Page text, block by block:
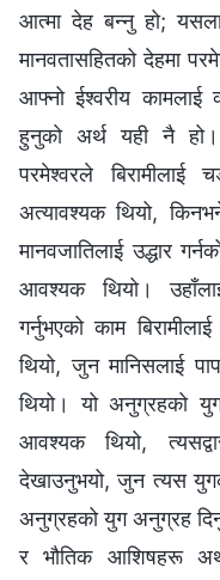
आत्मा देह बन्नु हो;
मानवतासहितको देहमा
आफ्नो ईश्‍वरीय कामलाई
हुनुको अर्थ यही नै हो।
परमेश्‍वरले बिरामीलाई
अत्यावश्यक थियो,
मानवजातिलाई उद्धार
आवश्यक थियो।
गर्नुभएको काम
थियो, जुन मानिसलाई
थियो। यो अनुग्रहको युग
आवश्यक थियो,
देखाउनुभयो, जुन त्यस
अनुग्रहको युग अनुग्रह
र भौतिक आशिषहरू